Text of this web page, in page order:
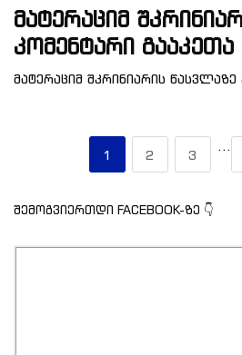
მატერაციმ
კომენტარი გააკეთა
მატერაციმ შკრინიარის წასვლაზე
1 2 3
…
შემოგვიერთდი FACEBOOK-ზე 👇